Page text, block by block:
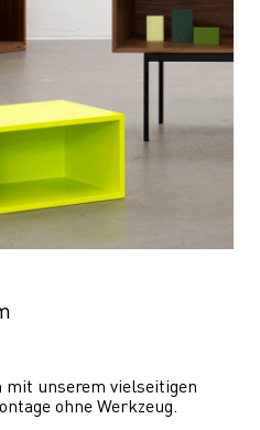
mit unserem vielseitigen
ohne Werkzeug.